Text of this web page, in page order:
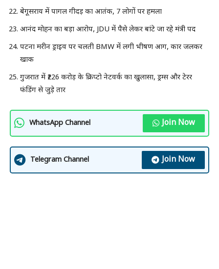
बेगूसराय में पागल गीदड़ का आतंक, 7 लोगों पर हमला
आनंद मोहन का बड़ा आरोप, JDU में पैसे लेकर बांटे जा रहे मंत्री पद
पटना मरीन ड्राइव पर चलती BMW में लगी भीषण आग, कार जलकर
खाक
गुजरात में ₹226 करोड़ के क्रिप्टो नेटवर्क का खुलासा, ड्रग्स और टेरर
फंडिंग से जुड़े तार
WhatsApp Channel Join Now
Telegram Channel Join Now